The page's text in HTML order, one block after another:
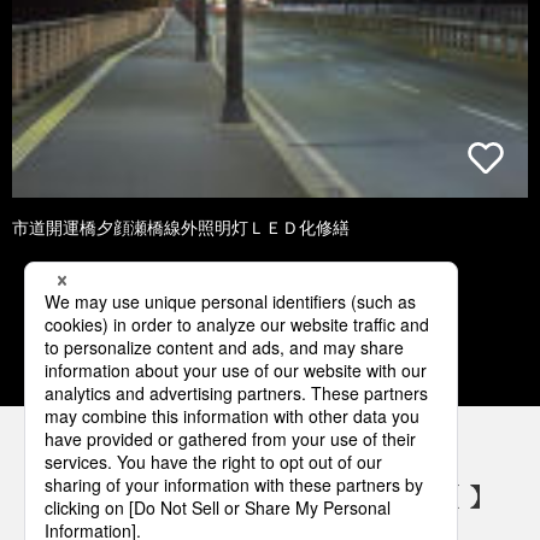
市道開運橋夕顔瀬橋線外照明灯ＬＥＤ化修繕
1 2 3 4 5
パナソニックの電気設備 SNSアカウント